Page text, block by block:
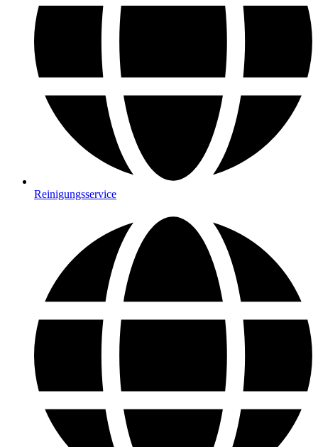
Reinigungsservice